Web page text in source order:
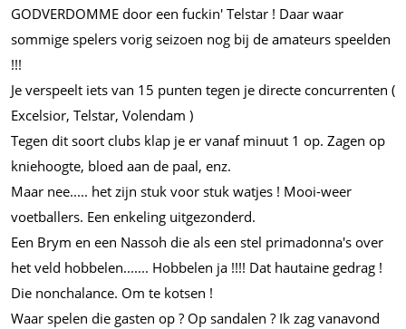
GODVERDOMME door een fuckin' Telstar ! Daar waar
sommige spelers vorig seizoen nog bij de amateurs speelden
!!!
Je verspeelt iets van 15 punten tegen je directe concurrenten (
Excelsior, Telstar, Volendam )
Tegen dit soort clubs klap je er vanaf minuut 1 op. Zagen op
kniehoogte, bloed aan de paal, enz.
Maar nee..... het zijn stuk voor stuk watjes ! Mooi-weer
voetballers. Een enkeling uitgezonderd.
Een Brym en een Nassoh die als een stel primadonna's over
het veld hobbelen....... Hobbelen ja !!!! Dat hautaine gedrag !
Die nonchalance. Om te kotsen !
Waar spelen die gasten op ? Op sandalen ? Ik zag vanavond